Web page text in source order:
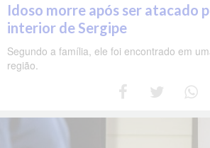
Idoso morre após ser atacado
interior de Sergipe
Segundo a família, ele foi encontrado em
região.